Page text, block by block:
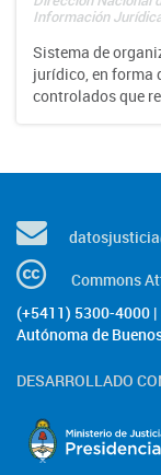
Información
Sistema de
jurídico, en forma
controlados que
Commons
(+5411) 5300-4000 |
Autónoma de
DESARROLLADO